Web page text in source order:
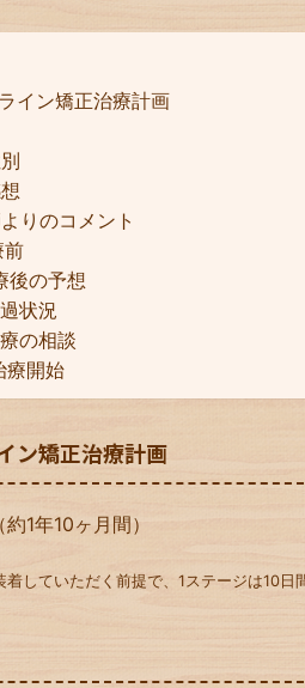
イン矯正治療計画
りのコメント
前
後の予想
状況
の相談
療開始
ン矯正治療計画
1年10ヶ月間）
していただく前提で、1ステージは10日